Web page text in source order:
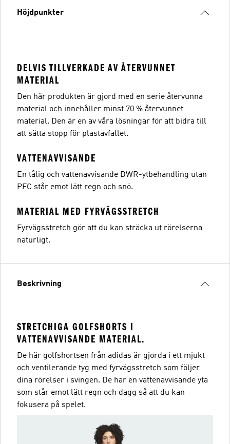
Höjdpunkter
DELVIS TILLVERKADE AV ÅTERVUNNET
MATERIAL
Den här produkten är gjord med en serie återvunna
material och innehåller minst 70 % återvunnet
material. Den är en av våra lösningar för att bidra till
att sätta stopp för plastavfallet.
VATTENAVVISANDE
En tålig och vattenavvisande DWR-ytbehandling utan
PFC står emot lätt regn och snö.
MATERIAL MED FYRVÄGSSTRETCH
Fyrvägsstretch gör att du kan sträcka ut rörelserna
naturligt.
Beskrivning
STRETCHIGA GOLFSHORTS I
VATTENAVVISANDE MATERIAL.
De här golfshortsen från adidas är gjorda i ett mjukt
och ventilerande tyg med fyrvägsstretch som följer
dina rörelser i svingen. De har en vattenavvisande yta
som står emot lätt regn och dagg så att du kan
fokusera på spelet.